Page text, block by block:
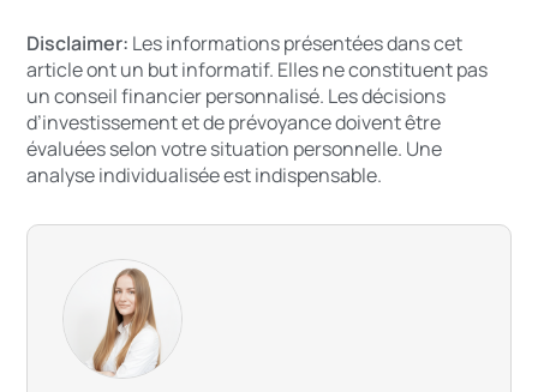
Disclaimer: Les informations présentées dans cet
article ont un but informatif. Elles ne constituent pas
un conseil financier personnalisé. Les décisions
d’investissement et de prévoyance doivent être
évaluées selon votre situation personnelle. Une
analyse individualisée est indispensable.